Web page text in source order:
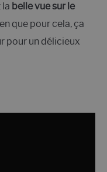
la belle vue sur le
que pour cela, ça
pour un délicieux